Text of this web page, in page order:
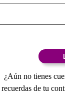
¿Aún no tienes
de tu